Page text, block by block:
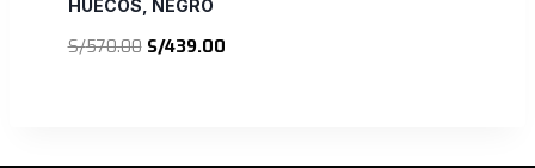
HUECOS, NEGRO
S/570.00 El
S/439.00El